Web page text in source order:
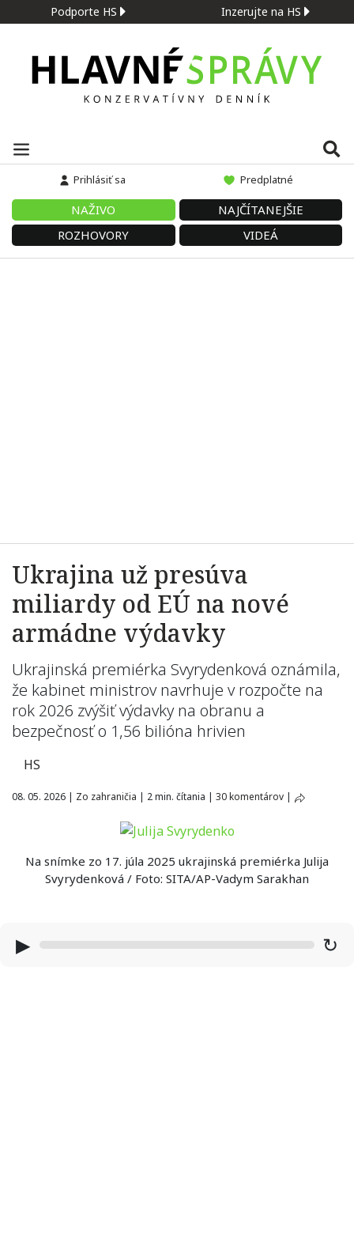
Podporte HS Inzerujte na HS
Prihlásiť sa Predplatné
NAŽIVO
NAJČÍTANEJŠIE
ROZHOVORY
VIDEÁ
Ukrajina už presúva
miliardy od EÚ na nové
armádne výdavky
Ukrajinská premiérka Svyrydenková oznámila,
že kabinet ministrov navrhuje v rozpočte na
rok 2026 zvýšiť výdavky na obranu a
bezpečnosť o 1,56 bilióna hrivien
HS
08. 05. 2026 | Zo zahraničia | 2 min. čítania | 30 komentárov |
Na snímke zo 17. júla 2025 ukrajinská premiérka Julija
Svyrydenková / Foto: SITA/AP-Vadym Sarakhan
▶ ↻